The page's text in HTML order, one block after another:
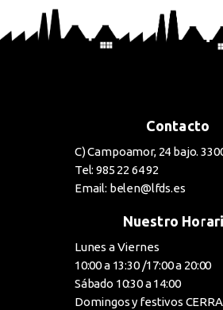
Contacto
C) Campoamor, 24 bajo.
Tel: 985 22 64 92
Email: belen@lfds.es
Nuestro
Lunes a Viernes
10:00 a 13:30 /17:00 a 20:00
Sábado 10:30 a 14:00
Domingos y festivos